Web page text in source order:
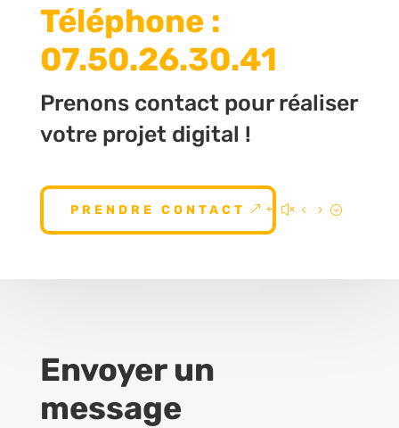
Téléphone :
07.50.26.30.41
Prenons contact pour réaliser
votre projet digital !
PRENDRE CONTACT
Envoyer un
message